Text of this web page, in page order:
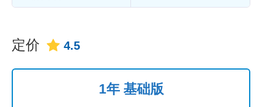
定价 4.5
1年 基础版